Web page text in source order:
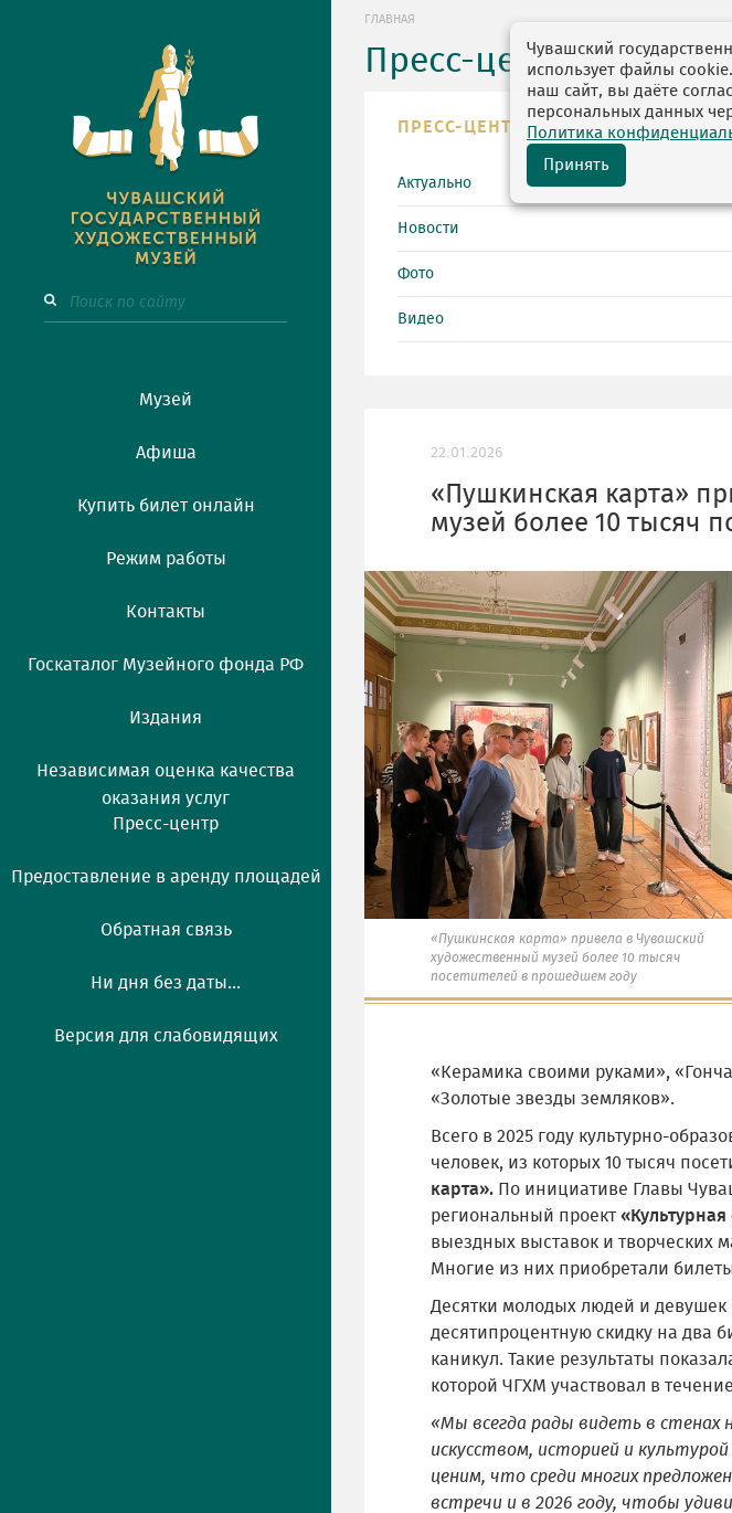
Музей
Афиша
Купить билет онлайн
Режим работы
Контакты
Госкаталог Музейного фонда РФ
Издания
Независимая оценка качества
оказания услуг
Пресс-центр
Предоставление в аренду площадей
Обратная связь
Ни дня без даты...
Версия для слабовидящих
ГЛАВНАЯ
Пресс-центр
ПРЕСС-ЦЕНТР
Актуально
Новости
Фото
Видео
22.01.2026
«Пушкинская карта»
музей более 10 тысяч
«Пушкинская карта» привела в Чувашский
художественный музей более 10 тысяч
посетителей в прошедшем году
«Керамика своими руками»,
«Золотые звезды земляков».
Всего в 2025 году культурно-
человек, из которых 10 тысяч
карта». По инициативе Главы
региональный проект«Культурная
выездных выставок и творческих
Многие из них приобретали
Десятки молодых людей и
десятипроцентную скидку на два
каникул. Такие результаты
которой ЧГХМ участвовал в
«Мы всегда рады видеть в стенах
искусством, историей и
ценим, что среди многих
встречи и в 2026 году, чтобы
Чувашский
использует файлы
наш сайт, вы даёте
персональных данных
Политика
Принять